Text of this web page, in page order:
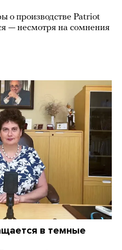
о производстве Patriot
— несмотря на сомнения
в темные